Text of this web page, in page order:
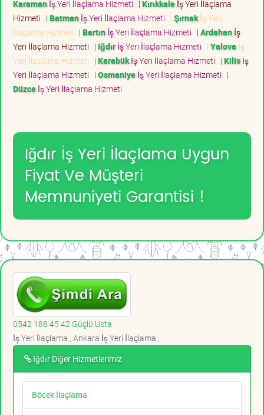
Karamanİş Yeri İlaçlama Hizmeti | Kırıkkaleİş Yeri İlaçlama
Hizmeti | Batmanİş Yeri İlaçlama Hizmeti | Şırnakİş Yeri
İlaçlama Hizmeti | Bartınİş Yeri İlaçlama Hizmeti | Ardahanİş
Yeri İlaçlama Hizmeti | Iğdırİş Yeri İlaçlama Hizmeti | Yalova İş
Yeri İlaçlama Hizmeti | Karabükİş Yeri İlaçlama Hizmeti | Kilisİş
Yeri İlaçlama Hizmeti | Osmaniyeİş Yeri İlaçlama Hizmeti |
Düzceİş Yeri İlaçlama Hizmeti
Iğdır İş Yeri İlaçlama Uygun
Fiyat Ve Müşteri
Memnuniyeti Garantisi !
0542 188 45 42 Güçlü Usta
İş Yeri İlaçlama , Ankara İş Yeri İlaçlama ,
Iğdır Diğer Hizmetlerimiz
Böcek İlaçlama